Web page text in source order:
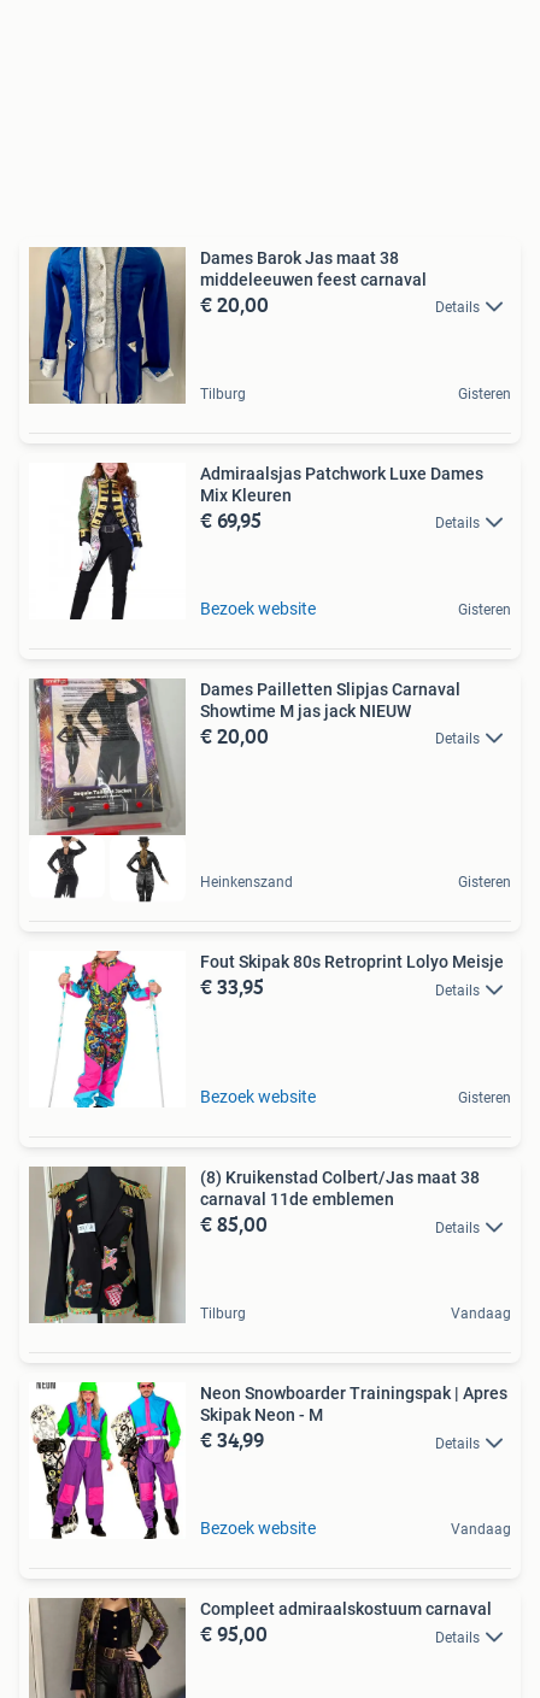
Dames Barok Jas maat 38
middeleeuwen feest carnaval
€ 20,00 Details
Tilburg Gisteren
Admiraalsjas Patchwork Luxe Dames
Mix Kleuren
€ 69,95 Details
Bezoek website Gisteren
Dames Pailletten Slipjas Carnaval
Showtime M jas jack NIEUW
€ 20,00 Details
Heinkenszand Gisteren
Fout Skipak 80s Retroprint Lolyo Meisje
€ 33,95 Details
Bezoek website Gisteren
(8) Kruikenstad Colbert/Jas maat 38
carnaval 11de emblemen
€ 85,00 Details
Tilburg Vandaag
Neon Snowboarder Trainingspak | Apres
Skipak Neon - M
€ 34,99 Details
Bezoek website Vandaag
Compleet admiraalskostuum carnaval
€ 95,00 Details